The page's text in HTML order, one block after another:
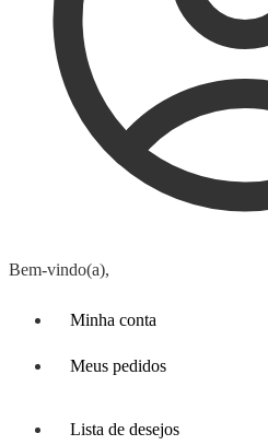
Bem-vindo(a),
Minha conta
Meus pedidos
Lista de desejos